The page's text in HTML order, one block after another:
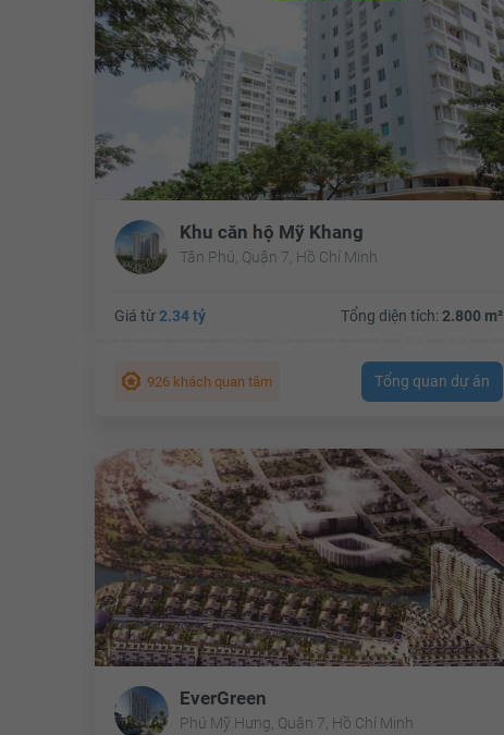
Khu căn hộ Mỹ Khang
Tân Phú, Quận 7, Hồ Chí Minh
Giá từ2.34 tỷ Tổng diện tích: 2.800 m²
926 khách quan tâm Tổng quan dự án
EverGreen
Phú Mỹ Hưng, Quận 7, Hồ Chí Minh